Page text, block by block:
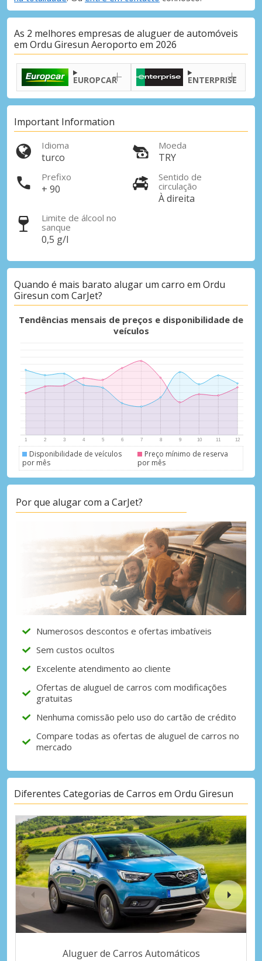
Descontos especiais
Aceda a ofertas exclusivas dos nossos
Iniciar sessão com eLink
As 2 melhores empresas de aluguer de automóveis
em Ordu Giresun Aeroporto em 2026
EUROPCAR ENTERPRISE
Important Information
Idioma
turco
Moeda
TRY
Prefixo
+ 90
Sentido de
circulação
À direita
Limite de álcool no
sanque
0,5 g/l
Quando é mais barato alugar um carro em Ordu
Giresun com CarJet?
Tendências mensais de preços e disponibilidade de
veículos
Disponibilidade de veículos
por mês
Preço mínimo de reserva
por mês
Por que alugar com a CarJet?
Numerosos descontos e ofertas imbatíveis
Sem custos ocultos
Excelente atendimento ao cliente
Ofertas de aluguel de carros com modificações
gratuitas
Nenhuma comissão pelo uso do cartão de crédito
Compare todas as ofertas de aluguel de carros no
mercado
Diferentes Categorias de Carros em Ordu Giresun
Aluguer de Carros Automáticos